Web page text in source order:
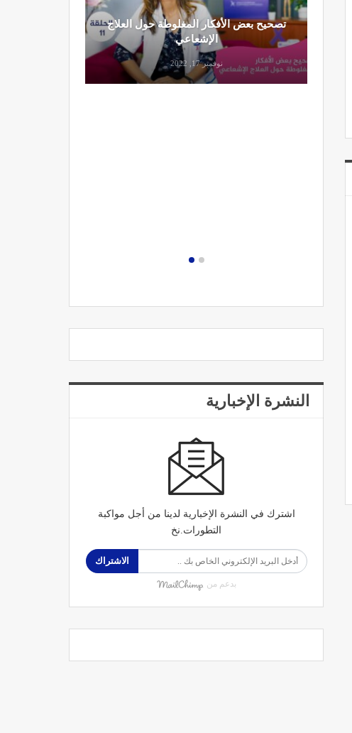
تصحيح بعض الأفكار المغلوطة حول العلاج
الإشعاعي
نوفمبر 17, 2022
النشرة الإخبارية
اشترك في النشرة الإخبارية لدينا من أجل مواكبة
التطورات.نخ
الاشتراك
بدعم من